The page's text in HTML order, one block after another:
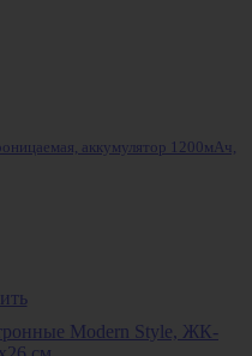
аккумулятор 1200мАч,